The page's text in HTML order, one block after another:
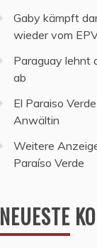
Gaby kämpft
wieder vom
Paraguay lehnt
ab
El Paraiso
Anwältin
Weitere
Paraíso Verde
NEUESTE